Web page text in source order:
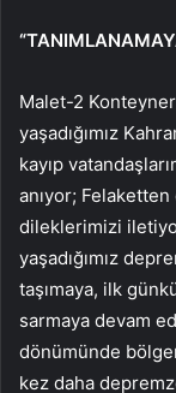
Malet-2
yaşadığımız
kayıp
anıyor;
dileklerimizi
yaşadığımız
taşımaya, ilk
sarmaya devam
dönümünde
kez daha